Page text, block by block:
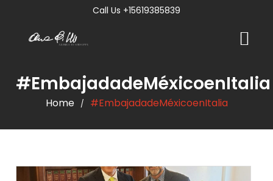
Call Us +15619385839
#EmbajadadeMéxicoenItalia
Home / #EmbajadadeMéxicoenItalia